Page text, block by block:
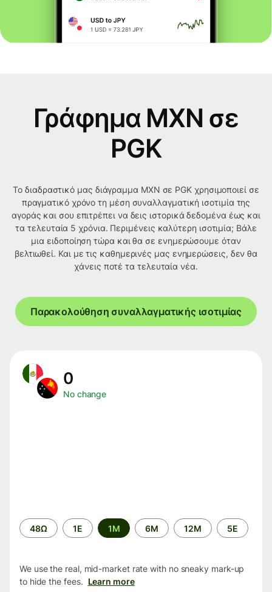
Γράφημα MXN σε
PGK
Το διαδραστικό μας διάγραμμα MXN σε PGK χρησιμοποιεί σε
πραγματικό χρόνο τη μέση συναλλαγματική ισοτιμία της
αγοράς και σου επιτρέπει να δεις ιστορικά δεδομένα έως και
τα τελευταία 5 χρόνια. Περιμένεις καλύτερη ισοτιμία; Βάλε
μια ειδοποίηση τώρα και θα σε ενημερώσουμε όταν
βελτιωθεί. Και με τις καθημερινές μας ενημερώσεις, δεν θα
χάνεις ποτέ τα τελευταία νέα.
Παρακολούθηση συναλλαγματικής ισοτιμίας
0
No change
Time
period
48Ω 1Ε 1M 6M 12M 5Ε
We use the real, mid-market rate with no sneaky mark-up
to hide the fees. Learn more